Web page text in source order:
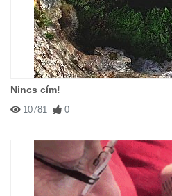
Nincs cím!
10781 0